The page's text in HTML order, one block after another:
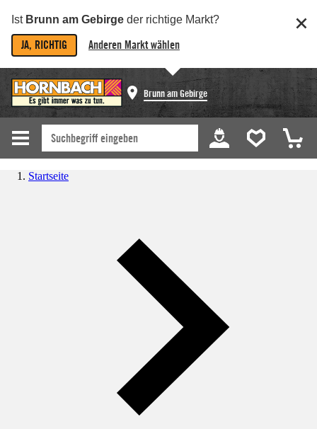
Ist Brunn am Gebirge der richtige Markt?
JA, RICHTIG Anderen Markt wählen
Brunn am Gebirge
Startseite